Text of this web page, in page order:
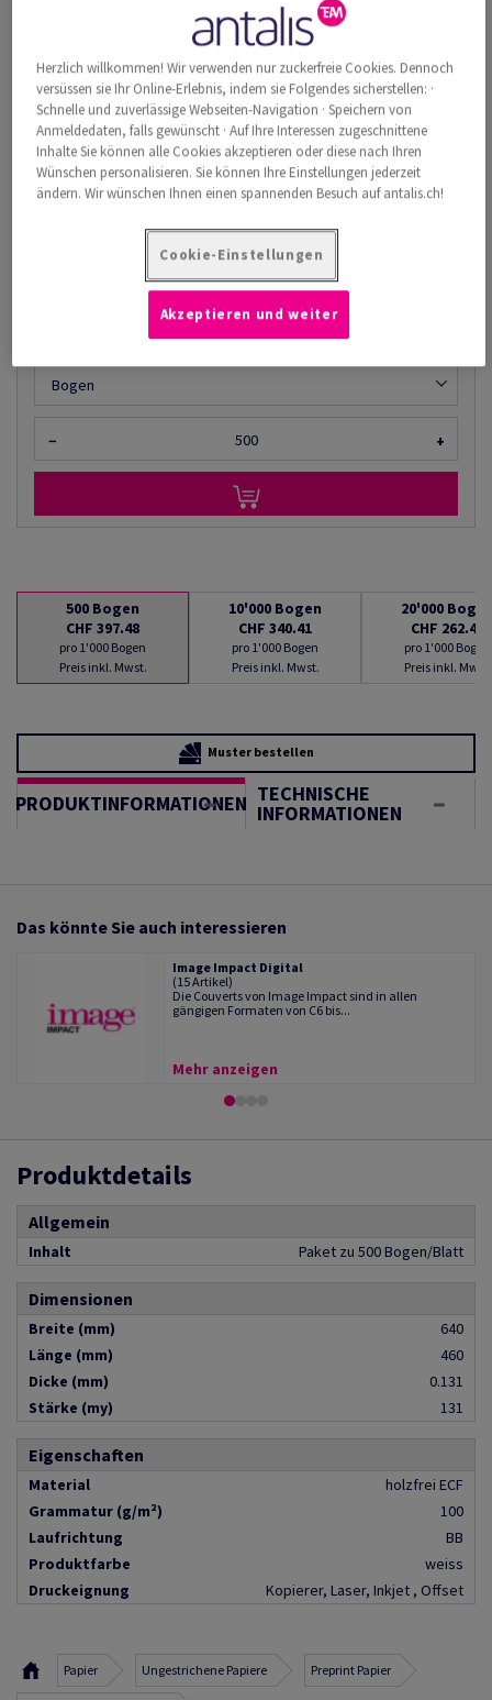
Image, Impact, hochweiss, holzfrei ECF, 100g/m2, 640mm x 460mm,
BB, Paket zu 500 Bogen/Blatt, FSC Mix Credit
Weitere Produktinformationen
Produkt weiterempfehlen
Katalogpreis inkl. MwSt.
CHF 397.48 33.97% Rabatt
LIEFERBAR AB 10/08/2026
Bogen
− +
500 Bogen
CHF 397.48
pro 1'000 Bogen
Preis inkl. Mwst.
10'000 Bogen
CHF 340.41
pro 1'000 Bogen
Preis inkl. Mwst.
20'000
CHF 262.47
pro 1'000 Bogen
Preis inkl. Mwst.
Muster bestellen
PRODUKTINFORMATIONEN TECHNISCHE
INFORMATIONEN
Das könnte Sie auch interessieren
Image Impact Digital
(15 Artikel)
Die Couverts von Image Impact sind in allen
gängigen Formaten von C6 bis...
Mehr anzeigen
Produktdetails
Allgemein
Inhalt Paket zu 500 Bogen/Blatt
Dimensionen
Breite (mm)
640
Länge (mm)
460
Dicke (mm)
0.131
Stärke (my)
131
Eigenschaften
Material
holzfrei ECF
Grammatur (g/m²)
100
Laufrichtung
BB
Produktfarbe
weiss
Druckeignung
Kopierer, Laser, Inkjet , Offset
Papier Ungestrichene Papiere Preprint Papier
Herzlich willkommen! Wir verwenden nur zuckerfreie Cookies. Dennoch
versüssen sie Ihr Online-Erlebnis, indem sie Folgendes sicherstellen: ·
Schnelle und zuverlässige Webseiten-Navigation · Speichern von
Anmeldedaten, falls gewünscht · Auf Ihre Interessen zugeschnittene
Inhalte Sie können alle Cookies akzeptieren oder diese nach Ihren
Wünschen personalisieren. Sie können Ihre Einstellungen jederzeit
ändern. Wir wünschen Ihnen einen spannenden Besuch auf antalis.ch!
Cookie-Einstellungen
Akzeptieren und weiter